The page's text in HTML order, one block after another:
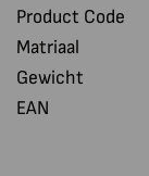
Product Code
Matriaal
Gewicht
EAN